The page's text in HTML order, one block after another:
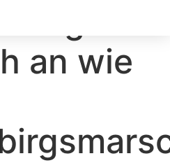
an wie